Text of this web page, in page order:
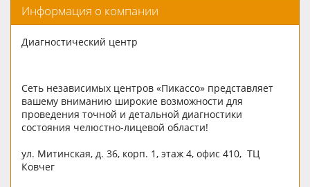
Информация о компании
Диагностический центр
Сеть независимых центров «Пикассо» представляет
вашему вниманию широкие возможности для
проведения точной и детальной диагностики
состояния челюстно-лицевой области!
ул. Митинская, д. 36, корп. 1, этаж 4, офис 410, ТЦ
Ковчег